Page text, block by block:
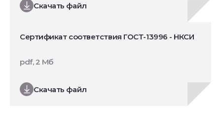
Скачать файл
Сертификат соответствия ГОСТ-13996 - НКСИ
Скачать файл
pdf, 2 Мб